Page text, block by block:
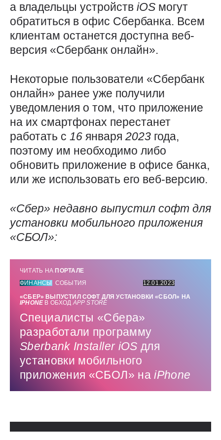
а владельцы устройств iOS могут
обратиться в офис Сбербанка. Всем
клиентам останется доступна веб-
версия «Сбербанк онлайн».
Некоторые пользователи «Сбербанк
онлайн» ранее уже получили
уведомления о том, что приложение
на их смартфонах перестанет
работать с 16 января 2023 года,
поэтому им необходимо либо
обновить приложение в офисе банка,
или же использовать его веб-версию.
«Сбер» недавно выпустил софт для
установки мобильного приложения
«СБОЛ»:
ЧИТАТЬ НА ПОРТАЛЕ
ФИНАНСЫ
СОБЫТИЯ
12.01.2023
«СБЕР» ВЫПУСТИЛ СОФТ ДЛЯ УСТАНОВКИ «СБОЛ» НА
IPHONE В ОБХОДAPPSTORE
Специалисты «Сбера»
разработали программу
Sberbank Installer iOS для
установки мобильного
приложения «СБОЛ» наiPhone